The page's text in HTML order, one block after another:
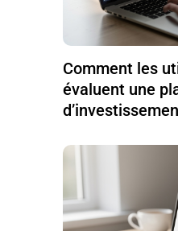
Comment les
évaluent une